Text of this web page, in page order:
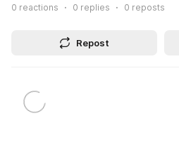
0 reactions 0 replies 0 reposts
Repost